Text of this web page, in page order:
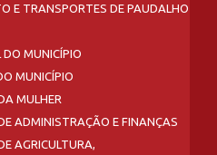
E TRANSPORTES DE PAUDALHO
MUNICÍPIO
MUNICÍPIO
MULHER
ADMINISTRAÇÃO E FINANÇAS
AGRICULTURA,